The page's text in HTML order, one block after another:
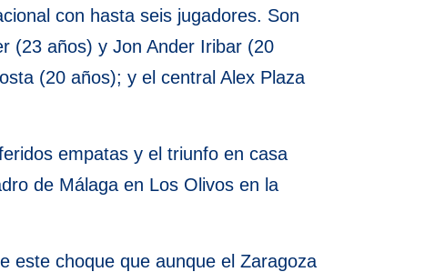
con hasta seis jugadores. Son
(23 años) y Jon Ander Iribar (20
(20 años); y el central Alex Plaza
empatas y el triunfo en casa
de Málaga en Los Olivos en la
este choque que aunque el Zaragoza